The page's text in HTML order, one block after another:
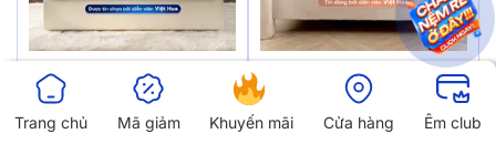
Nệm Foam Comfy Cloud
2.0 Siêu Đàn Hồi Dày 15cm
Nệm Foam Làm Mát,
Kháng Khuẩn Nâng Đỡ 5
Vùng Comfy Lux 1.0
Trang chủ Mã giảm Khuyến mãi Cửa hàng Êm club